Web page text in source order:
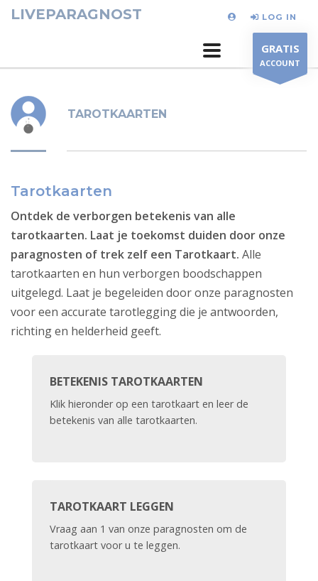
LIVEPARAGNOST LOG IN
GRATIS
ACCOUNT
TAROTKAARTEN
Tarotkaarten
Ontdek de verborgen betekenis van alle
tarotkaarten. Laat je toekomst duiden door onze
paragnosten of trek zelf een Tarotkaart. Alle
tarotkaarten en hun verborgen boodschappen
uitgelegd. Laat je begeleiden door onze paragnosten
voor een accurate tarotlegging die je antwoorden,
richting en helderheid geeft.
BETEKENIS TAROTKAARTEN
Klik hieronder op een tarotkaart en leer de
betekenis van alle tarotkaarten.
TAROTKAART LEGGEN
Vraag aan 1 van onze paragnosten om de
tarotkaart voor u te leggen.